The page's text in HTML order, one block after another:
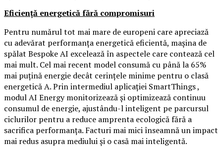
Eficiență energetică fără compromisuri
Pentru numărul tot mai mare de europeni care apreciază
cu adevărat performanța energetică eficientă, mașina de
spălat Bespoke AI excelează în aspectele care contează cel
mai mult. Cel mai recent model consumă cu până la 65%
mai puțină energie decât cerințele minime pentru o clasă
energetică A. Prin intermediul aplicației SmartThings ,
modul AI Energy monitorizează și optimizează continuu
consumul de energie, ajustându-l inteligent pe parcursul
ciclurilor pentru a reduce amprenta ecologică fără a
sacrifica performanța. Facturi mai mici înseamnă un impact
mai redus asupra mediului și o casă mai inteligentă.